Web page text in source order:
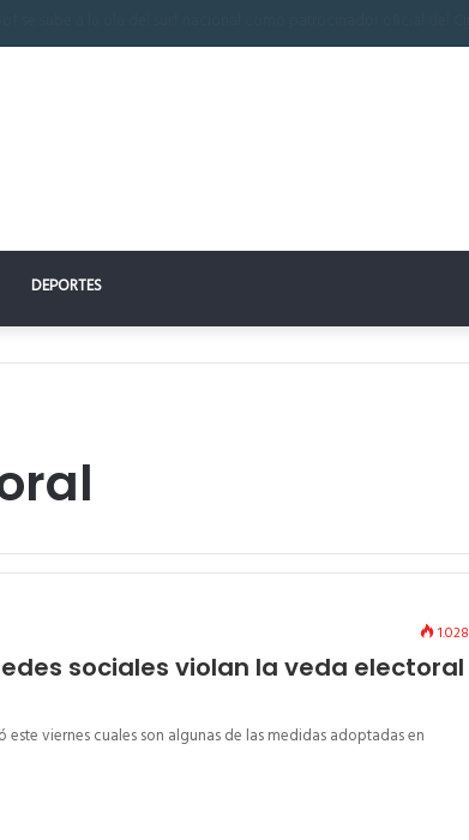
DEPORTES
1.028
sociales violan la veda electoral
viernes cuales son algunas de las medidas adoptadas en